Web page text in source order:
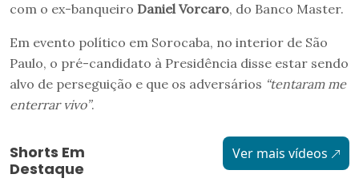
com o ex-banqueiro Daniel Vorcaro, do Banco Master.
Em evento político em Sorocaba, no interior de São
Paulo, o pré-candidato à Presidência disse estar sendo
alvo de perseguição e que os adversários “tentaram me
enterrar vivo”.
Shorts Em
Destaque
Ver mais vídeos